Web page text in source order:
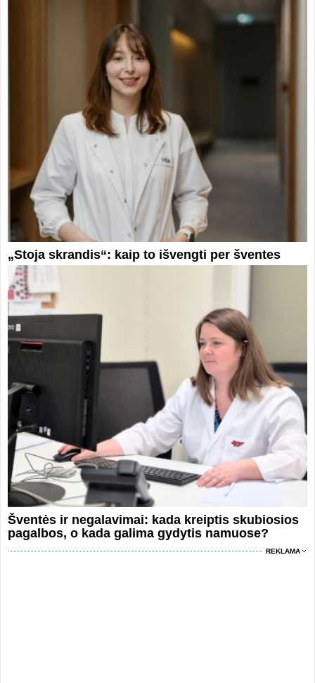
„Stoja skrandis“: kaip to išvengti per šventes
Šventės ir negalavimai: kada kreiptis skubiosios
pagalbos, o kada galima gydytis namuose?
REKLAMA